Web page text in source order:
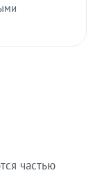
частью